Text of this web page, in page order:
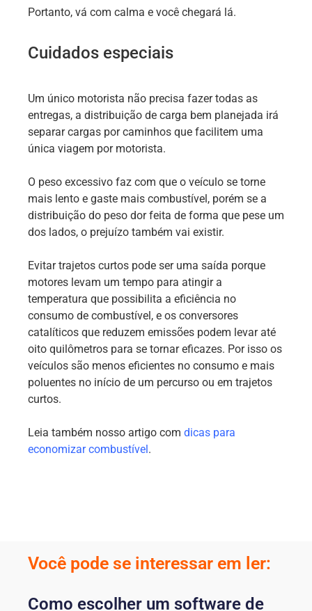
Portanto, vá com calma e você chegará lá.
Cuidados especiais
Um único motorista não precisa fazer todas as
entregas, a distribuição de carga bem planejada irá
separar cargas por caminhos que facilitem uma
única viagem por motorista.
O peso excessivo faz com que o veículo se torne
mais lento e gaste mais combustível, porém se a
distribuição do peso dor feita de forma que pese um
dos lados, o prejuízo também vai existir.
Evitar trajetos curtos pode ser uma saída porque
motores levam um tempo para atingir a
temperatura que possibilita a eficiência no
consumo de combustível, e os conversores
catalíticos que reduzem emissões podem levar até
oito quilômetros para se tornar eficazes. Por isso os
veículos são menos eficientes no consumo e mais
poluentes no início de um percurso ou em trajetos
curtos.
Leia também nosso artigo com dicas para
economizar combustível.
Você pode se interessar em ler:
Como escolher um software de